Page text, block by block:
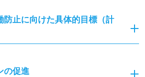
防止に向けた具体的目標（計
の促進